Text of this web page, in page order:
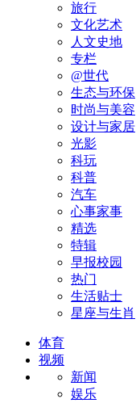
旅行
文化艺术
人文史地
专栏
@世代
生态与环保
时尚与美容
设计与家居
光影
科玩
科普
汽车
心事家事
精选
特辑
早报校园
热门
生活贴士
星座与生肖
体育
视频
新闻
娱乐